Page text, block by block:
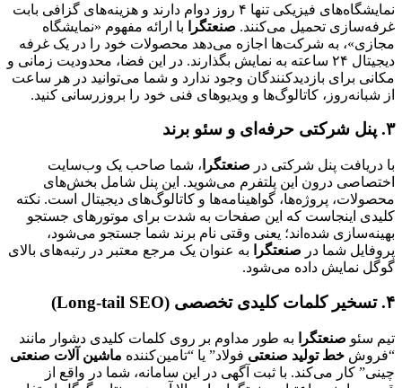
نمایشگاه‌های فیزیکی تنها ۴ روز دوام دارند و هزینه‌های گزافی بابت
غرفه‌سازی تحمیل می‌کنند. صنعتگرا
با ارائه مفهوم «نمایشگاه
مجازی»، به شرکت‌ها اجازه می‌دهد محصولات خود را در یک غرفه
دیجیتال ۲۴ ساعته به نمایش بگذارند. در این فضا، محدودیت زمانی و
مکانی برای بازدیدکنندگان وجود ندارد و شما می‌توانید در هر ساعت
از شبانه‌روز، کاتالوگ‌ها و ویدیوهای فنی خود را بروزرسانی کنید.
۳. پنل شرکتی حرفه‌ای و سئو برند
با دریافت پنل شرکتی در صنعتگرا ، شما صاحب یک وب‌سایت
اختصاصی درون این پلتفرم می‌شوید. این پنل شامل بخش‌های
محصولات، پروژه‌ها، گواهینامه‌ها و کاتالوگ‌های دیجیتال است. نکته
کلیدی اینجاست که این صفحات به شدت برای موتورهای جستجو
بهینه‌سازی شده‌اند؛ یعنی وقتی نام برند شما جستجو می‌شود،
پروفایل شما در صنعتگرا
به عنوان یک مرجع معتبر در رتبه‌های بالای
گوگل نمایش داده می‌شود.
۴. تسخیر کلمات کلیدی تخصصی (Long-tail SEO)
تیم سئو صنعتگرا
به طور مداوم بر روی کلمات کلیدی دشوار مانند
“فروش خط تولید صنعتی فولاد” یا “تامین‌کننده ماشین آلات صنعتی
چینی” کار می‌کند. با ثبت آگهی در این سامانه، شما در واقع از